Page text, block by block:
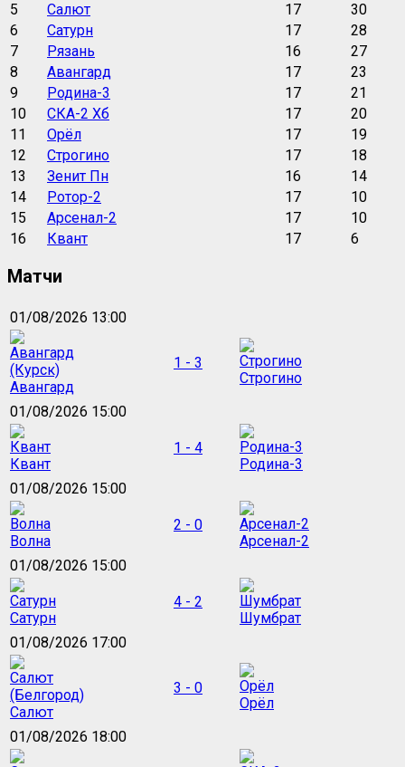
5
Салют 17
30
6
Сатурн 17
28
7
Рязань 16
27
8
Авангард 17
23
9
Родина-3 17
21
10
СКА-2 Хб 17
20
11
Орёл 17
19
12
Строгино 17
18
13
Зенит Пн 16
14
14
Ротор-2 17
10
15
Арсенал-2 17
10
16
Квант 17 6
Матчи
01/08/2026 13:00
Авангард
1 - 3
Строгино
01/08/2026 15:00
Квант
1 - 4
Родина-3
01/08/2026 15:00
Волна
2 - 0
Арсенал-2
01/08/2026 15:00
Сатурн
4 - 2
Шумбрат
01/08/2026 17:00
Салют
3 - 0
Орёл
01/08/2026 18:00